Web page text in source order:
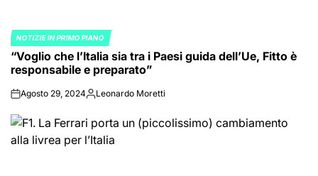
POSTED
IN
NOTIZIE IN PRIMO PIANO
“Voglio che l’Italia sia tra i Paesi guida dell’Ue, Fitto è
responsabile e preparato”
onAgosto 29, 2024Posted
Leonardo Moretti